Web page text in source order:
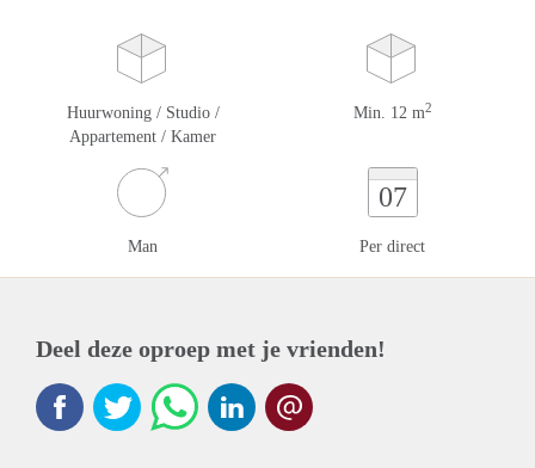
Huurwoning / Studio /
Appartement / Kamer
Min. 12 m2
Man
07
Per direct
Deel deze oproep met je vrienden!